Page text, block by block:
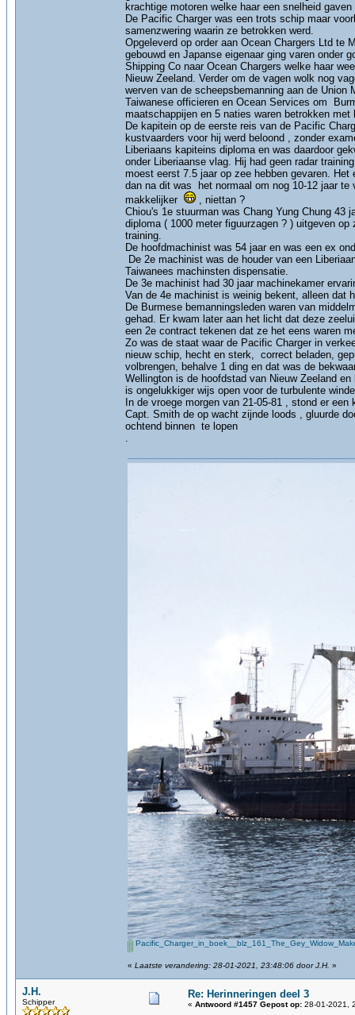
krachtige motoren welke haar een snelheid
De Pacific Charger was een trots schip maar
samenzwering waarin ze betrokken werd.
Opgeleverd op order aan Ocean Chargers Ltd te
gebouwd en Japanse eigenaar ging varen onder
Shipping Co naar Ocean Chargers welke haar
Nieuw Zeeland. Verder om de vagen wolk nog
werven van de scheepsbemanning aan de
Taiwanese officieren en Ocean Services om
maatschappijen en 5 naties waren betrokken
De kapitein op de eerste reis van de Pacific
kustvaarders voor hij werd beloond , zonder
Liberiaans kapiteins diploma en was daardoor
onder Liberiaanse vlag. Hij had geen radar
moest eerst 7.5 jaar op zee hebben gevaren.
dan na dit was het normaal om nog 10-12 jaar
makkelijker
, niettan ?
Chiou's 1e stuurman was Chang Yung Chung 43
diploma ( 1000 meter figuurzagen ? ) uitgeven
training.
De hoofdmachinist was 54 jaar en was een ex
De 2e machinist was de houder van een
Taiwanees machinsten dispensatie.
De 3e machinist had 30 jaar machinekamer
Van de 4e machinist is weinig bekent, alleen dat
De Burmese bemanningsleden waren van
gehad. Er kwam later aan het licht dat deze
een 2e contract tekenen dat ze het eens waren
Zo was de staat waar de Pacific Charger in
nieuw schip, hecht en sterk, correct beladen,
volbrengen, behalve 1 ding en dat was de
Wellington is de hoofdstad van Nieuw Zeeland
is ongelukkiger wijs open voor de turbulente
In de vroege morgen van 21-05-81 , stond er
Capt. Smith de op wacht zijnde loods , gluurde
ochtend binnen te lopen
.
« Laatste verandering: 28-01-2021, 23:48:06 door J.H. »
J.H.
Schipper
Re: Herinneringen deel 3
« Antwoord #1457 Gepost op: 28-01-2021,